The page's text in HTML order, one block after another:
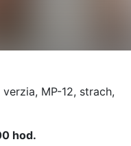
MP-12, strach,
hod.